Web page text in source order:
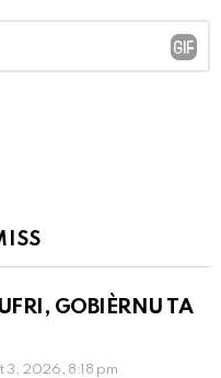
GOBIÈRNU TA
3, 2026, 8:18 pm